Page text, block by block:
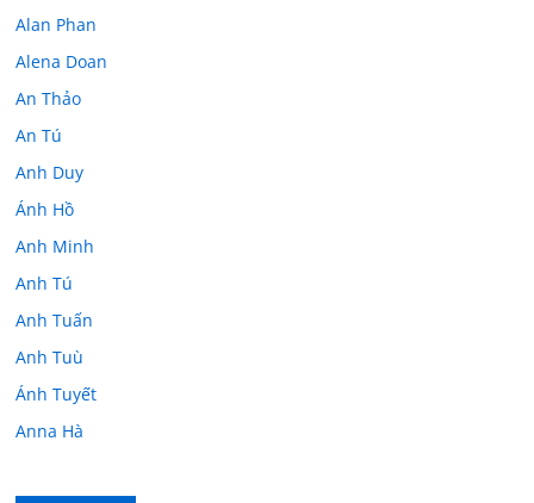
Alan Phan
Alena Doan
An Thảo
An Tú
Anh Duy
Ánh Hồ
Anh Minh
Anh Tú
Anh Tuấn
Anh Tuù
Ánh Tuyết
Anna Hà